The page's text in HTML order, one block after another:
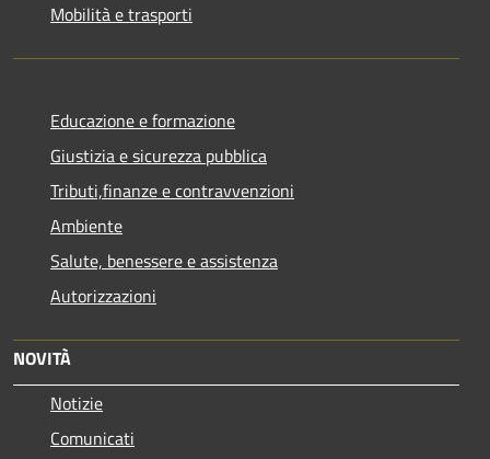
Mobilità e trasporti
Educazione e formazione
Giustizia e sicurezza pubblica
Tributi,finanze e contravvenzioni
Ambiente
Salute, benessere e assistenza
Autorizzazioni
NOVITÀ
Notizie
Comunicati